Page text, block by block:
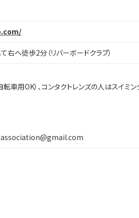
へ徒歩2分（リバーボードクラブ）
転車用OK）、コンタクトレンズの人はスイミ